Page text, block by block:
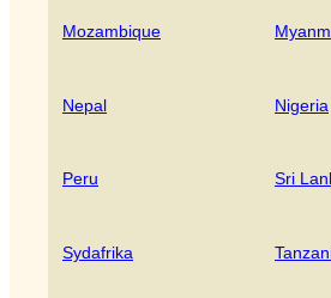
Mozambique
Nepal Nigeria
Peru Sri
Sydafrika